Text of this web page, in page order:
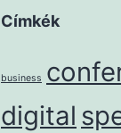
Címkék
business
digital